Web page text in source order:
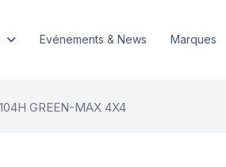
Evénements & News Marques
GREEN-MAX 4X4